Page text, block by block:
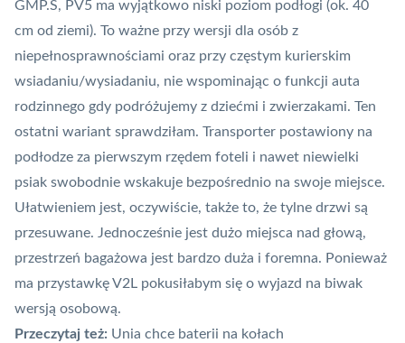
GMP.S, PV5 ma wyjątkowo niski poziom podłogi (ok. 40
cm od ziemi). To ważne przy wersji dla osób z
niepełnosprawnościami oraz przy częstym kurierskim
wsiadaniu/wysiadaniu, nie wspominając o funkcji auta
rodzinnego gdy podróżujemy z dziećmi i zwierzakami. Ten
ostatni wariant sprawdziłam. Transporter postawiony na
podłodze za pierwszym rzędem foteli i nawet niewielki
psiak swobodnie wskakuje bezpośrednio na swoje miejsce.
Ułatwieniem jest, oczywiście, także to, że tylne drzwi są
przesuwane. Jednocześnie jest dużo miejsca nad głową,
przestrzeń bagażowa jest bardzo duża i foremna. Ponieważ
ma przystawkę V2L pokusiłabym się o wyjazd na biwak
wersją osobową.
Przeczytaj też: Unia chce baterii na kołach